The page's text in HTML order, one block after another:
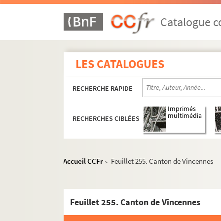
Catalogue
LES CATALOGUES
RECHERCHE RAPIDE
RECHERCHES CIBLÉES
Imprimés
multimédia
Accueil CCFr > Feuillet 255. Canton de Vincennes
Feuillet 255. Canton de Vincennes